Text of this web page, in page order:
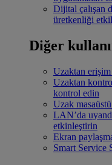
Dijital çalışan
üretkenliği
Diğer
Uzaktan erişim
Uzaktan
kontrol edin
Uzak masaüstü
LAN’da
etkinleştirin
Ekran
Smart Service